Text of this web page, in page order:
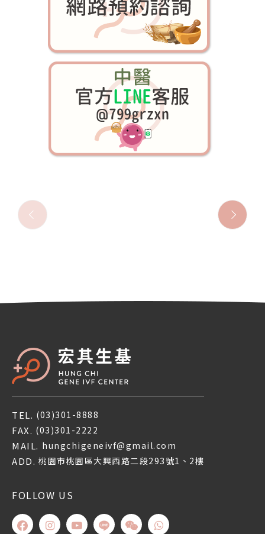
TEL. (03)301-8888
FAX. (03)301-2222
MAIL. hungchigeneivf@gmail.com
ADD. 桃園市桃園區大興西路二段293號1、2樓
FOLLOW US